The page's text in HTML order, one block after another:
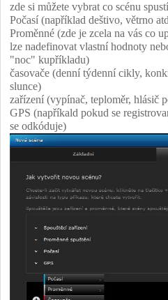
zde si můžete vybrat co scénu
Počasí (například deštivo, větrno
Proměnné (zde je zcela na vás co
lze nadefinovat vlastní hodnoty
"noc" kupříkladu)
časovače (denní týdenní cikly,
slunce)
zařízení (vypínač, teploměr, hlásič
GPS (napříkald pokud se
se odkóduje)